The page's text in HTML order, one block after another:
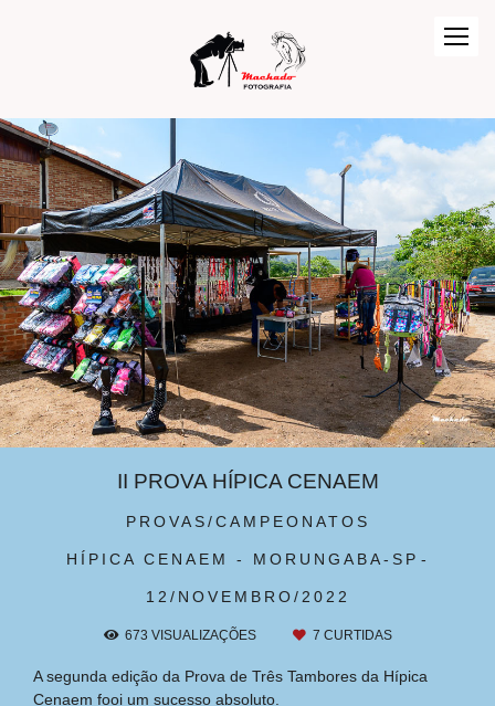
PROVAS/CAMPEONATOS
HÍPICA CENAEM - MORUNGABA-SP
12/NOVEMBRO/2022
II PROVA HÍPICA CENAEM
673 VISUALIZAÇÕES 7 CURTIDAS
A segunda edição da Prova de Três Tambores da Hípica
Cenaem fooi um sucesso absoluto.